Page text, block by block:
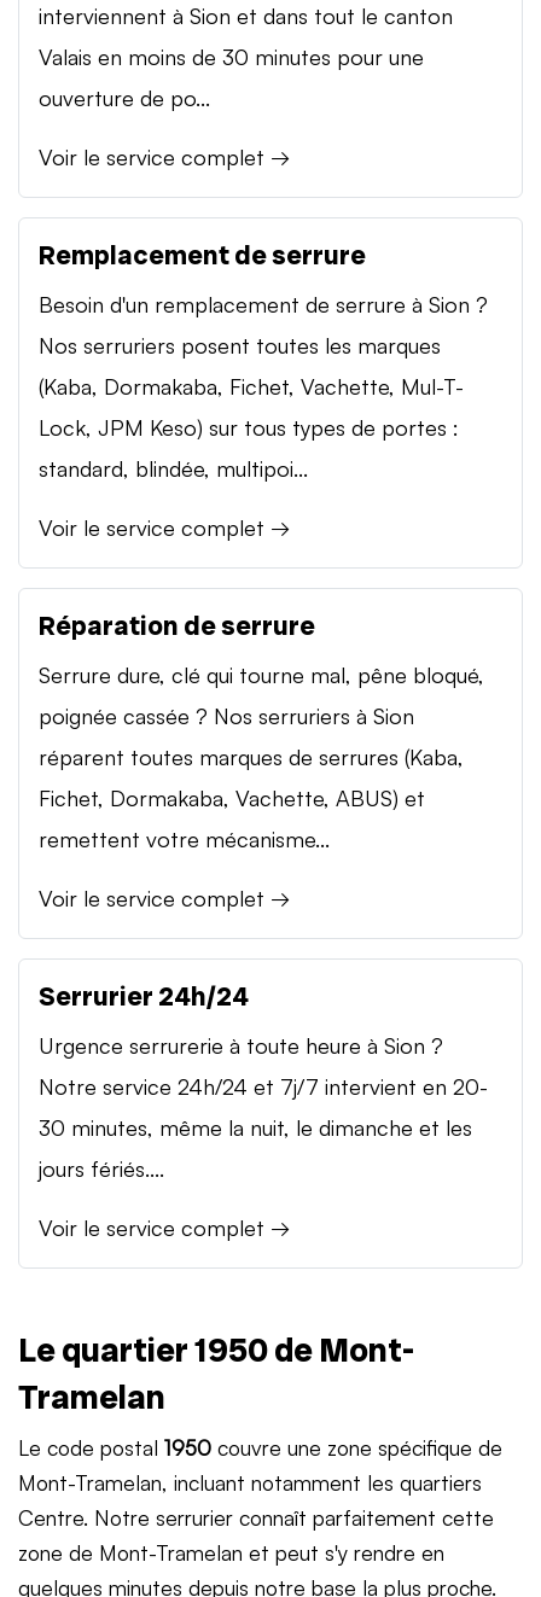
interviennent à Sion et dans tout le canton
Valais en moins de 30 minutes pour une
ouverture de po...
Voir le service complet →
Remplacement de serrure
Besoin d'un remplacement de serrure à Sion ?
Nos serruriers posent toutes les marques
(Kaba, Dormakaba, Fichet, Vachette, Mul-T-
Lock, JPM Keso) sur tous types de portes :
standard, blindée, multipoi...
Voir le service complet →
Réparation de serrure
Serrure dure, clé qui tourne mal, pêne bloqué,
poignée cassée ? Nos serruriers à Sion
réparent toutes marques de serrures (Kaba,
Fichet, Dormakaba, Vachette, ABUS) et
remettent votre mécanisme...
Voir le service complet →
Serrurier 24h/24
Urgence serrurerie à toute heure à Sion ?
Notre service 24h/24 et 7j/7 intervient en 20-
30 minutes, même la nuit, le dimanche et les
jours fériés....
Voir le service complet →
Le quartier 1950 de Mont-
Tramelan
Le code postal 1950 couvre une zone spécifique de
Mont-Tramelan, incluant notamment les quartiers
Centre. Notre serrurier connaît parfaitement cette
zone de Mont-Tramelan et peut s'y rendre en
quelques minutes depuis notre base la plus proche.